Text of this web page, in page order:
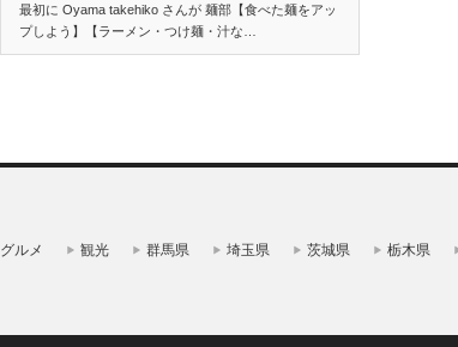
最初に Oyama takehiko さんが 麺部【食べた麺をアッ
プしよう】【ラーメン・つけ麺・汁な…
グルメ 観光 群馬県 埼玉県 茨城県 栃木県